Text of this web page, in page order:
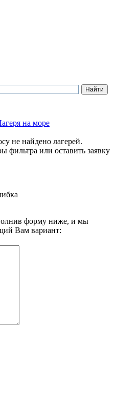
на море
не найдено лагерей.
фильтра или оставить заявку
форму ниже, и мы
Вам вариант: